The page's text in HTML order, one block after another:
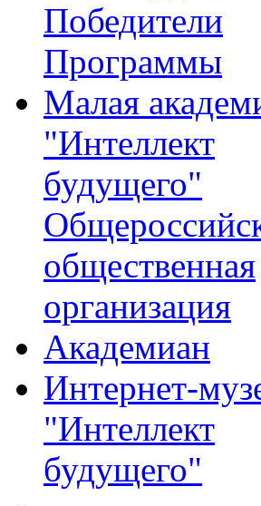
Победители
Программы
Малая
"Интеллект
будущего"
общественная
организация
Академиан
Интернет-
"Интеллект
будущего"